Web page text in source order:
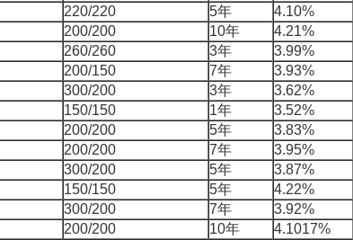
220/220 5年 4.10%
200/200 10年 4.21%
260/260 3年 3.99%
200/150 7年 3.93%
300/200 3年 3.62%
150/150 1年 3.52%
200/200 5年 3.83%
200/200 7年 3.95%
300/200 5年 3.87%
150/150 5年 4.22%
300/200 7年 3.92%
200/200 10年 4.1017%